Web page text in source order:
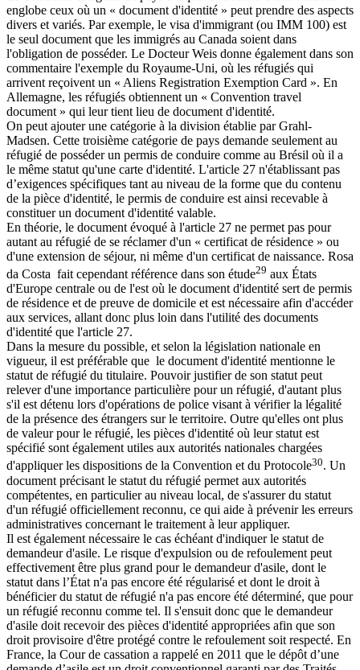
englobe ceux où un « document d'identité » peut prendre des aspects
divers et variés. Par exemple, le visa d'immigrant (ou IMM 100) est
le seul document que les immigrés au Canada soient dans
l'obligation de posséder. Le Docteur Weis donne également dans son
commentaire l'exemple du Royaume-Uni, où les réfugiés qui
arrivent reçoivent un « Aliens Registration Exemption Card ». En
Allemagne, les réfugiés obtiennent un « Convention travel
document » qui leur tient lieu de document d'identité.
On peut ajouter une catégorie à la division établie par Grahl-
Madsen. Cette troisième catégorie de pays demande seulement au
réfugié de posséder un permis de conduire comme au Brésil où il a
le même statut qu'une carte d'identité. L'article 27 n'établissant pas
d’exigences spécifiques tant au niveau de la forme que du contenu
de la pièce d'identité, le permis de conduire est ainsi recevable à
constituer un document d'identité valable.
En théorie, le document évoqué à l'article 27 ne permet pas pour
autant au réfugié de se réclamer d'un « certificat de résidence » ou
d'une extension de séjour, ni même d'un certificat de naissance. Rosa
da Costa fait cependant référence dans son étude29 aux États
d'Europe centrale ou de l'est où le document d'identité sert de permis
de résidence et de preuve de domicile et est nécessaire afin d'accéder
aux services, allant donc plus loin dans l'utilité des documents
d'identité que l'article 27.
Dans la mesure du possible, et selon la législation nationale en
vigueur, il est préférable que le document d'identité mentionne le
statut de réfugié du titulaire. Pouvoir justifier de son statut peut
relever d'une importance particulière pour un réfugié, d'autant plus
s'il est détenu lors d'opérations de police visant à vérifier la légalité
de la présence des étrangers sur le territoire. Outre qu'elles ont plus
de valeur pour le réfugié, les pièces d'identité où leur statut est
spécifié sont également utiles aux autorités nationales chargées
d'appliquer les dispositions de la Convention et du Protocole30. Un
document précisant le statut du réfugié permet aux autorités
compétentes, en particulier au niveau local, de s'assurer du statut
d'un réfugié officiellement reconnu, ce qui aide à prévenir les erreurs
administratives concernant le traitement à leur appliquer.
Il est également nécessaire le cas échéant d'indiquer le statut de
demandeur d'asile. Le risque d'expulsion ou de refoulement peut
effectivement être plus grand pour le demandeur d'asile, dont le
statut dans l’État n'a pas encore été régularisé et dont le droit à
bénéficier du statut de réfugié n'a pas encore été déterminé, que pour
un réfugié reconnu comme tel. Il s'ensuit donc que le demandeur
d'asile doit recevoir des pièces d'identité appropriées afin que son
droit provisoire d'être protégé contre le refoulement soit respecté. En
France, la Cour de cassation a rappelé en 2011 que le dépôt d’une